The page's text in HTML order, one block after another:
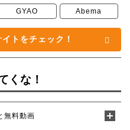
GYAO Abema
トをチェック！
くな！
無料動画